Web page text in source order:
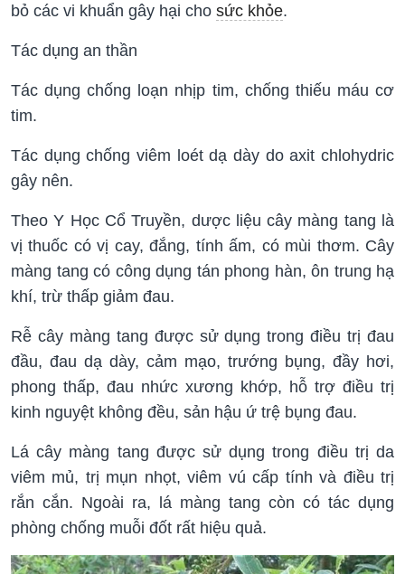
bỏ các vi khuẩn gây hại cho sức khỏe.
Tác dụng an thần
Tác dụng chống loạn nhịp tim, chống thiếu máu cơ
tim.
Tác dụng chống viêm loét dạ dày do axit chlohydric
gây nên.
Theo Y Học Cổ Truyền, dược liệu cây màng tang là
vị thuốc có vị cay, đắng, tính ấm, có mùi thơm. Cây
màng tang có công dụng tán phong hàn, ôn trung hạ
khí, trừ thấp giảm đau.
Rễ cây màng tang được sử dụng trong điều trị đau
đầu, đau dạ dày, cảm mạo, trướng bụng, đầy hơi,
phong thấp, đau nhức xương khớp, hỗ trợ điều trị
kinh nguyệt không đều, sản hậu ứ trệ bụng đau.
Lá cây màng tang được sử dụng trong điều trị da
viêm mủ, trị mụn nhọt, viêm vú cấp tính và điều trị
rắn cắn. Ngoài ra, lá màng tang còn có tác dụng
phòng chống muỗi đốt rất hiệu quả.